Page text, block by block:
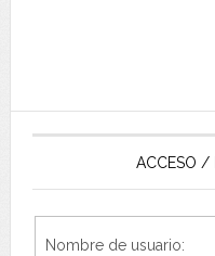
ACCESO /
Nombre de usuario: